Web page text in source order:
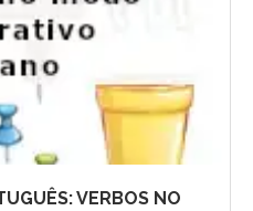
VERBOS NO